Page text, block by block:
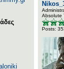
Posts: